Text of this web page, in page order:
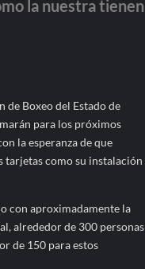
la nuestra tienen
de Boxeo del Estado de
para los próximos
la esperanza de que
tarjetas como su instalación
con aproximadamente la
alrededor de 300 personas
de 150 para estos